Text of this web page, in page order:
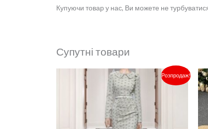
Купуючи товар у нас, Ви можете не
Супутні товари
Розпродаж!
Оригінальна
ціна:
4,900.00₴.
Поточна
ціна:
3,900.00₴.